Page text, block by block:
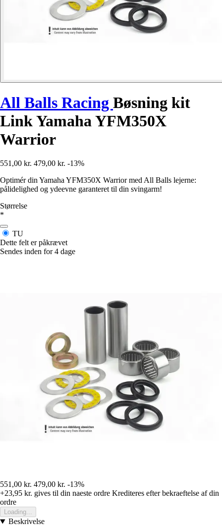
All Balls Racing Bøsning kit
Link Yamaha YFM350X
Warrior
551,00 kr. 479,00 kr. -13%
Optimér din Yamaha YFM350X Warrior med All Balls lejerne:
pålidelighed og ydeevne garanteret til din svingarm!
Størrelse
*
TU
Dette felt er påkrævet
Sendes inden for 4 dage
551,00 kr. 479,00 kr. -13%
+23,95 kr. gives til din naeste ordre Krediteres efter bekraeftelse af din
ordre
Loading...
Beskrivelse